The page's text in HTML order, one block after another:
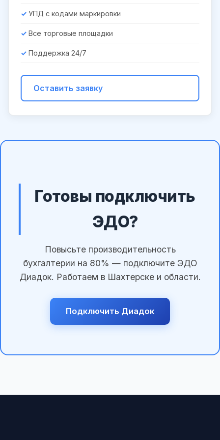
УПД с кодами маркировки
Все торговые площадки
Поддержка 24/7
Оставить заявку
Готовы подключить
ЭДО?
Повысьте производительность
бухгалтерии на 80% — подключите ЭДО
Диадок. Работаем в Шахтерске и области.
Подключить Диадок